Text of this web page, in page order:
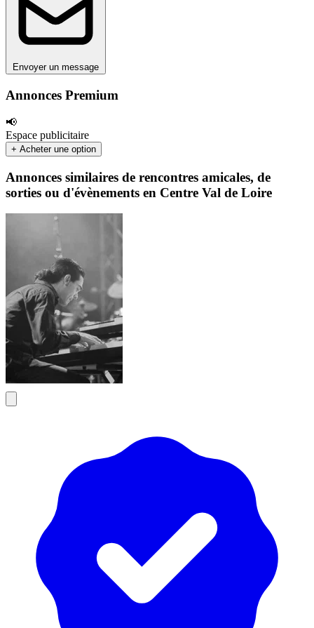
Annonces Premium
📢
Espace publicitaire
+ Acheter une option
Envoyer un message
Annonces similaires de rencontres amicales, de
sorties ou d'évènements en Centre Val de Loire